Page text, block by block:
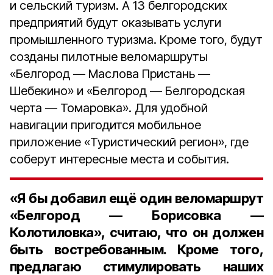
и сельский туризм. А 13 белгородских
предприятий будут оказывать услуги
промышленного туризма. Кроме того, будут
созданы пилотные веломаршруты
«Белгород — Маслова Пристань —
Шебекино» и «Белгород — Белгородская
черта — Томаровка». Для удобной
навигации пригодится мобильное
приложение «Туристический регион», где
соберут интересные места и события.
«Я бы добавил ещё один веломаршрут
«Белгород — Борисовка —
Колотиловка», считаю, что он должен
быть востребованным. Кроме того,
предлагаю стимулировать наших